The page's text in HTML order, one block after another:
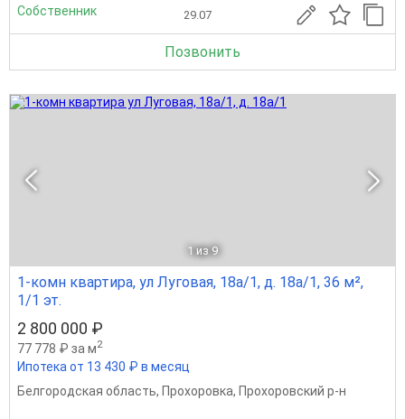
Собственник 29.07
Позвонить
1 из 9
1-комн квартира, ул Луговая, 18а/1, д. 18а/1, 36 м²,
1/1 эт.
2 800 000 ₽
77 778 ₽ за м2
Ипотека от 13 430 ₽ в месяц
Белгородская область, Прохоровка, Прохоровский р-н